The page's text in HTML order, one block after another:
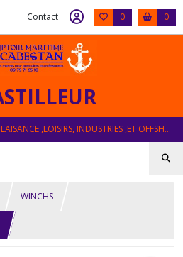
Contact 0 0
EQUIPEMENT BATEAU , PÊCHE , PLAISANCE ,LOISIRS, INDUSTRIES ,ET OFFSHORE
WINCHS